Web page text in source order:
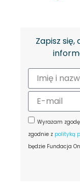
Zapisz
Wyrażam
zgodnie z polityką
będzie Fundacja